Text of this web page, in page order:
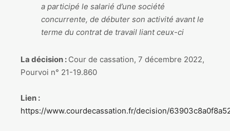
a participé le salarié d’une société
concurrente, de débuter son activité avant le
terme du contrat de travail liant ceux-ci
La décision : Cour de cassation, 7 décembre 2022,
Pourvoi n° 21-19.860
Lien :
https://www.courdecassation.fr/decision/